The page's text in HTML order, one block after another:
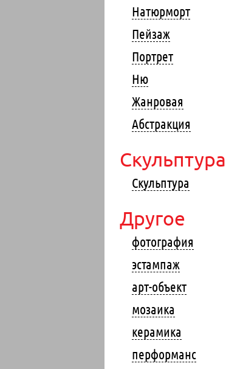
Натюрморт
Пейзаж
Портрет
Ню
Жанровая
Абстракция
Скульптура
Скульптура
Другое
фотография
эстампаж
арт-объект
мозаика
керамика
перформанс